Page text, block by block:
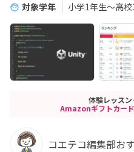
対象学年
小学1年生～高
体験レッス
Amazonギフトカー
コエテコ編集部お